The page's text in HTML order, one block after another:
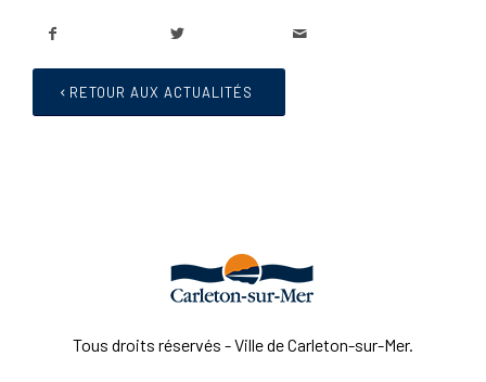
RETOUR AUX ACTUALITÉS
Tous droits réservés - Ville de Carleton-sur-Mer.